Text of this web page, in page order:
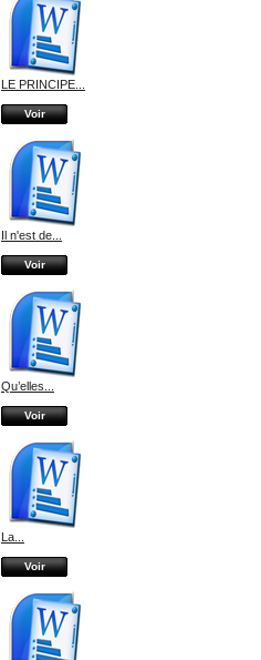
LE PRINCIPE...
Voir
Il n'est de...
Voir
Qu’elles...
Voir
La...
Voir